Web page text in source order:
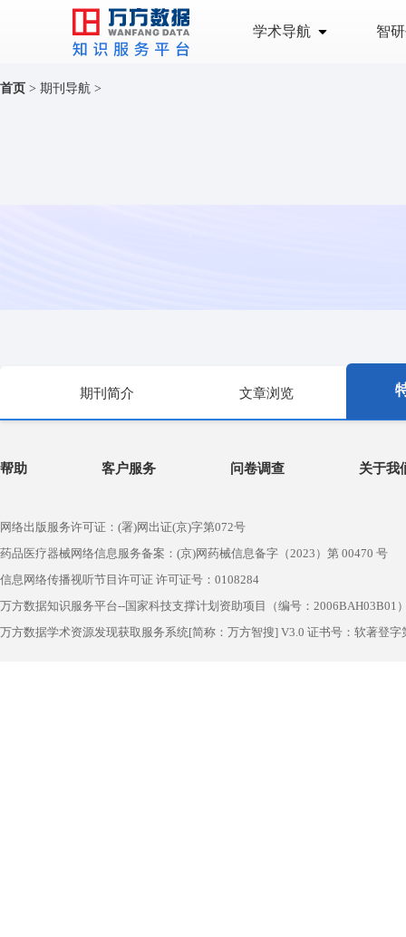
学术导航 智
首页 > 期刊导航 >
期刊简介 文章浏览
帮助 客户服务 问卷调查 关于我
网络出版服务许可证：(署)网出证(京)字第072号
药品医疗器械网络信息服务备案：(京)网药械信息备字（2023）第 00470 号
信息网络传播视听节目许可证 许可证号：0108284
万方数据知识服务平台--国家科技支撑计划资助项目（编号：2006BAH03B01
万方数据学术资源发现获取服务系统[简称：万方智搜] V3.0 证书号：软著登字